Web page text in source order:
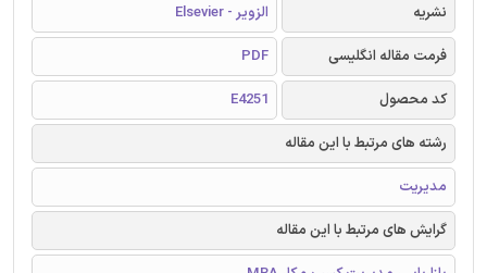
نشریه
الزویر - Elsevier
فرمت مقاله انگلیسی
PDF
کد محصول
E4251
رشته های مرتبط با این مقاله
مدیریت
گرایش های مرتبط با این مقاله